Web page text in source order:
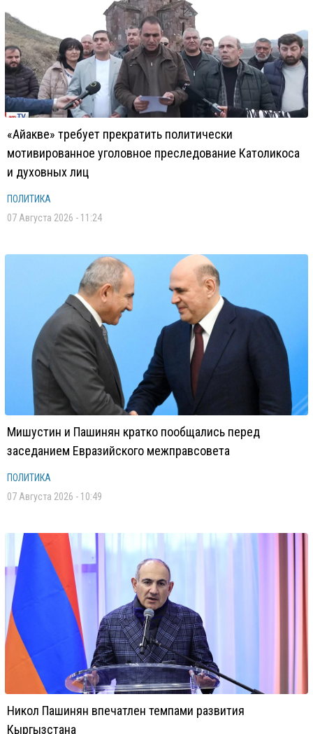
«Айакве» требует прекратить политически
мотивированное уголовное преследование Католикоса
и духовных лиц
ПОЛИТИКА
07 Августа 2026 - 11:24
Мишустин и Пашинян кратко пообщались перед
заседанием Евразийского межправсовета
ПОЛИТИКА
07 Августа 2026 - 10:49
Никол Пашинян впечатлен темпами развития
Кыргызстана